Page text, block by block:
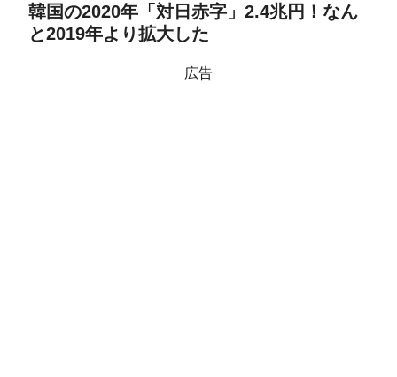
韓国の2020年「対日赤字」2.4兆円！なん
と2019年より拡大した
広告